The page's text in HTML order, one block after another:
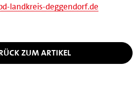
landkreis-deggendorf.de
ZUM ARTIKEL